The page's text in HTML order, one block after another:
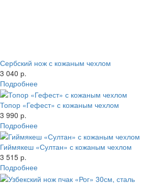
Сербский нож с кожаным чехлом
3 040 р.
Подробнее
Топор «Гефест» с кожаным чехлом
3 990 р.
Подробнее
Гиймякеш «Султан» с кожаным чехлом
3 515 р.
Подробнее